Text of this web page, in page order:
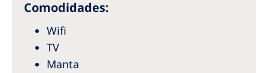
Philippines
North America
Comodidades:
Wifi
TV
Manta